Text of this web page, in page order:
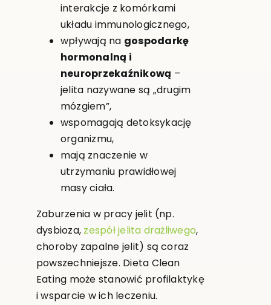
interakcje z komórkami
układu immunologicznego,
wpływają na gospodarkę
hormonalną i
neuroprzekaźnikową –
jelita nazywane są „drugim
mózgiem”,
wspomagają detoksykację
organizmu,
mają znaczenie w
utrzymaniu prawidłowej
masy ciała.
Zaburzenia w pracy jelit (np.
dysbioza, zespół jelita drażliwego,
choroby zapalne jelit) są coraz
powszechniejsze. Dieta Clean
Eating może stanowić profilaktykę
i wsparcie w ich leczeniu.